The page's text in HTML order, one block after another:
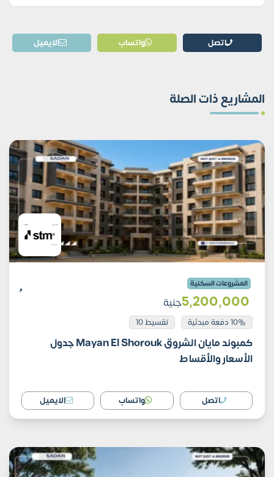
اتصل واتساب الايميل
المشاريع ذات الصلة
المشروعات السكنية
5٬200٬000جنية
10% دفعة مبدئية تقسيط 10
كمبوند مايان الشروق Mayan El Shorouk جدول
الأسعار والأقساط
اتصل واتساب الايميل